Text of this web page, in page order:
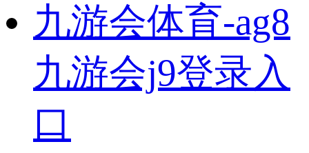
九游会体育-ag8
九游会j9登录入
口